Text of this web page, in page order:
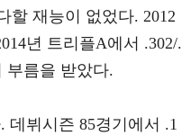
할 재능이 없었다. 2012
년 트리플A에서 .302/.
부름을 받았다.
데뷔시즌 85경기에서 .1